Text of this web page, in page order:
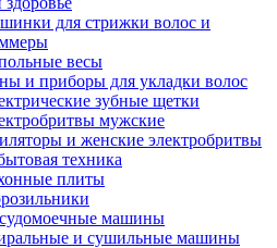
для стрижки волос и
весы
и приборы для укладки волос
зубные щетки
мужские
и женские электробритвы
техника
плиты
машины
и сушильные машины